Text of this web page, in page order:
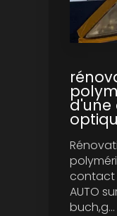
d'une
contact
AUTO
buch,g...